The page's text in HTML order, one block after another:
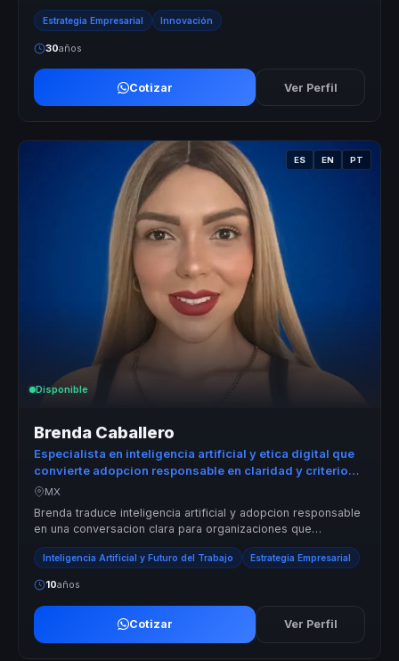
desarrollo humano. Su metodología Ret...
Estrategia Empresarial Innovación
30años
Cotizar Ver Perfil
ES EN PT
Disponible
Brenda Caballero
Especialista en inteligencia artificial y etica digital que
convierte adopcion responsable en claridad y criterio
para empresas.
MX
Brenda traduce inteligencia artificial y adopcion responsable
en una conversacion clara para organizaciones que
necesitan criterio, etica...
Inteligencia Artificial y Futuro del Trabajo Estrategia Empresarial
10años
Cotizar Ver Perfil